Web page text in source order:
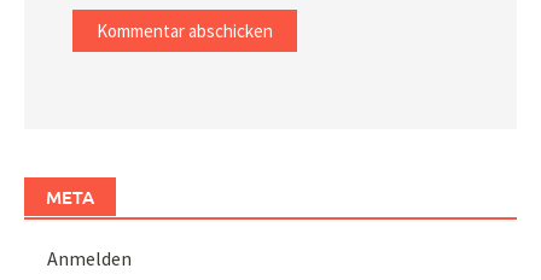
META
Anmelden